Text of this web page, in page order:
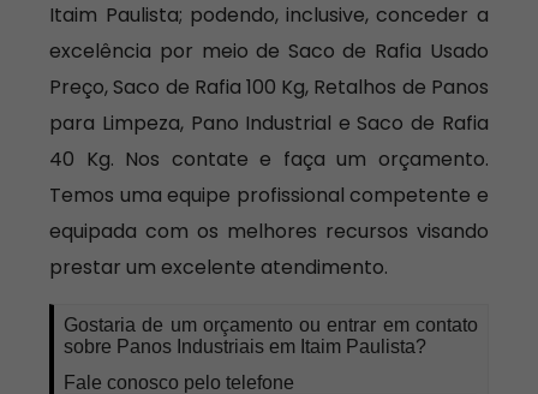
Itaim Paulista; podendo, inclusive, conceder a
excelência por meio de Saco de Rafia Usado
Preço, Saco de Rafia 100 Kg, Retalhos de Panos
para Limpeza, Pano Industrial e Saco de Rafia
40 Kg. Nos contate e faça um orçamento.
Temos uma equipe profissional competente e
equipada com os melhores recursos visando
prestar um excelente atendimento.
Gostaria de um orçamento ou entrar em contato
sobre Panos Industriais em Itaim Paulista?
Fale conosco pelo telefone